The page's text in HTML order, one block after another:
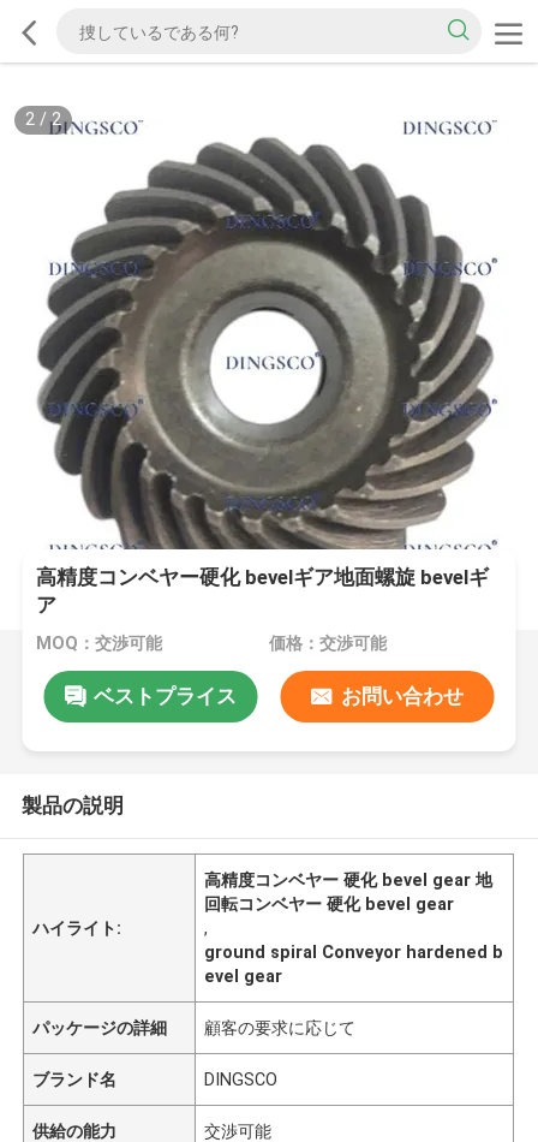
2/2
高精度コンベヤー硬化 bevelギア地面螺旋 bevelギ
ア
MOQ：交渉可能 価格：交渉可能
ベストプライス お問い合わせ
製品の説明
ハイライト:
高精度コンベヤー 硬化 bevel gear 地
回転コンベヤー 硬化 bevel gear
,
ground spiral Conveyor hardened b
evel gear
パッケージの詳細 顧客の要求に応じて
ブランド名 DINGSCO
供給の能力 交渉可能